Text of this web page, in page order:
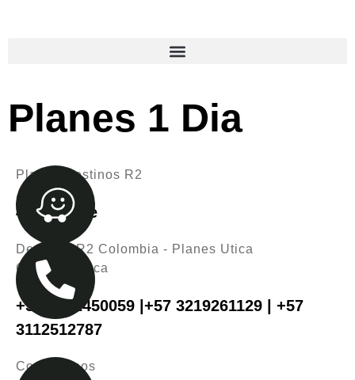
Planes 1 Dia
Planes Destinos R2
4 Available
Destinos R2 Colombia - Planes Utica
Cundinamarca
+57 3202450059 |+57 3219261129 | +57
3112512787
Contactanos